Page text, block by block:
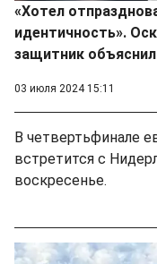
«Хотел
идентичность».
защитник
03 июля 2024 15:11
В четвертьфинале
встретится с
воскресенье.